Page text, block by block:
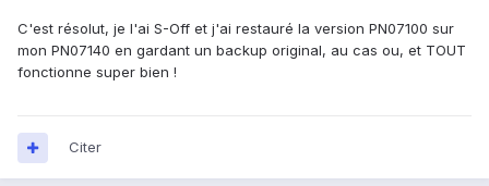
C'est résolut, je l'ai S-Off et j'ai restauré la version PN07100 sur
mon PN07140 en gardant un backup original, au cas ou, et TOUT
fonctionne super bien !
Citer